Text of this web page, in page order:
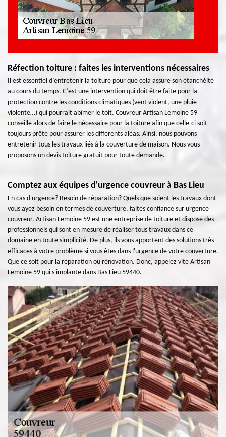
Réfection toiture : faites les interventions nécessaires
Il est essentiel d’entretenir la toiture pour que cela assure son étanchéité
au cours du temps. C’est une intervention qui doit être faite pour la
protection contre les conditions climatiques (vent violent, une pluie
violente…) qui pourrait abîmer le toit. Couvreur Artisan Lemoine 59
conseille alors de faire le nécessaire pour la toiture afin que celle-ci soit
toujours prête pour assurer les différents aléas. Ainsi, nous pouvons
entretenir tous les travaux liés à la couverture de maison. Nous vous
proposons un devis toiture gratuit pour toute demande.
Comptez aux équipes d'urgence couvreur à Bas Lieu
En cas d'urgence? Besoin de réparation? Quels que soient les travaux dont
vous ayez besoin en termes de couverture, faites confiance sur urgence
couvreur. Artisan Lemoine 59 est une entreprise de toiture et dispose des
professionnels qui sont en mesure de réaliser tous travaux dans ce
domaine en toute simplicité. De plus, ils vous apportent des solutions très
efficaces à votre problème si vous êtes dans l'urgence de votre couverture.
Que ce soit pour la réparation ou rénovation. Donc, appelez vite Artisan
Lemoine 59 qui s'implante dans Bas Lieu 59440.